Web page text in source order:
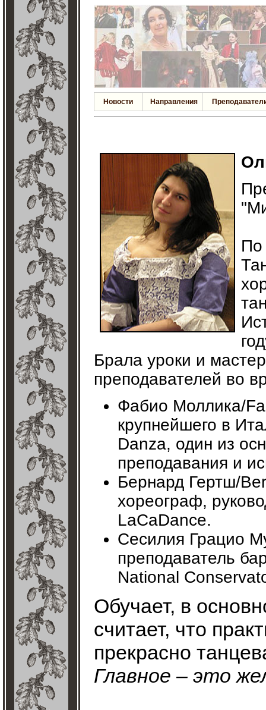
Новости Направления
По
Брала уроки и
преподавателей во
Фабио Моллика/
крупнейшего в
Danza, один из
преподавания и
Бернард Гертш/
хореограф,
LaCaDance.
Сесилия Грацио
преподаватель
National
Обучает, в
считает, что
прекрасно
Главное – это